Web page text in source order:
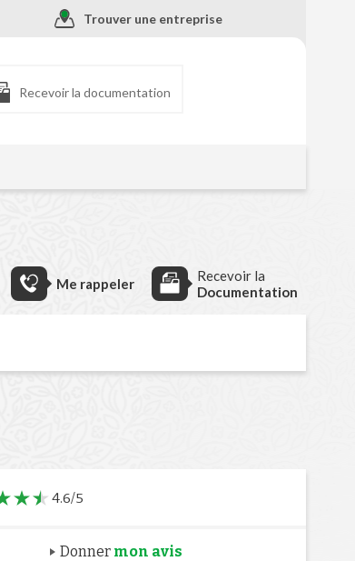
Trouver une entreprise
Recevoir la documentation
Me rappeler
Recevoir la
Documentation
4.6/5
Donner mon avis